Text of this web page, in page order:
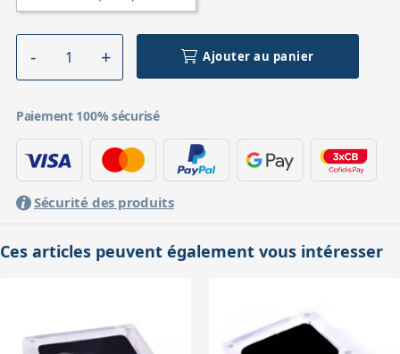
Ajouter au panier
Paiement 100% sécurisé
Sécurité des produits
Ces articles peuvent également vous intéresser